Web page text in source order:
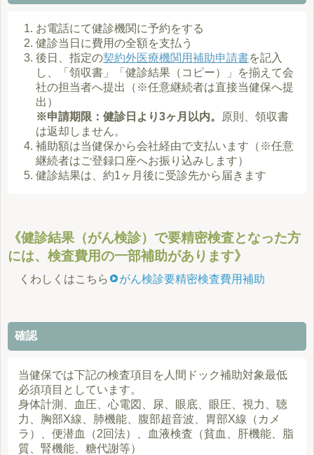
お電話にて健診機関に予約をする
健診当日に費用の全額を支払う
後日、指定の契約外医療機関用補助申請書を記入
し、「領収書」「健診結果（コピー）」を揃えて会
社の担当者へ提出（※任意継続者は直接当健保へ提
出）
※申請期限：健診日より3ヶ月以内。
原則、領収書
は返却しません。
補助額は当健保から会社経由で支払います（※任意
継続者はご登録口座へお振り込みします）
健診結果は、約1ヶ月後に受診先から届きます
《健診結果（がん検診）で要精密検査となった方
には、検査費用の一部補助があります》
くわしくはこちら がん検診要精密検査費用補助
確認
当健保では下記の検査項目を人間ドック補助対象最低
必須項目としています。
身体計測、血圧、心電図、尿、眼底、眼圧、視力、聴
力、胸部X線、肺機能、腹部超音波、胃部X線（カメ
ラ）、便潜血（2回法）、血液検査（貧血、肝機能、脂
質、腎機能、糖代謝等）